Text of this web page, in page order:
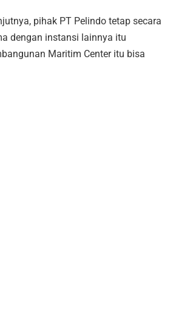
pihak PT Pelindo tetap secara
dengan instansi lainnya itu
Maritim Center itu bisa